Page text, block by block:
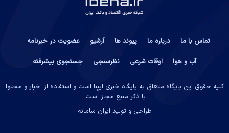
تماس با ما درباره ما پیوند ها آرشیو
عضویت در خبرنامه
آب و هوا
اوقات شرعی نظرسنجی جستجوی پیشرفته
کلیه حقوق این پایگاه متعلق به پایگاه خبری ایبِنا است و استفاده از اخبار و محتوا
با ذکر منبع مجاز است.
طراحی و تولید ایران سامانه